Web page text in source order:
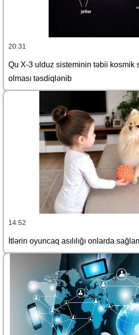
20:31
Qu X-3 ulduz sisteminin təbii kosmik
olması təsdiqlənib
14:52
İtlərin oyuncaq asılılığı onlarda